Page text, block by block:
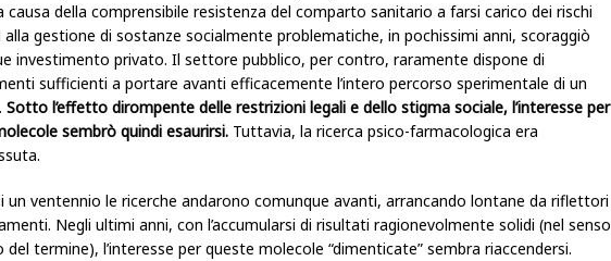
causa della comprensibile resistenza del comparto sanitario a farsi carico dei rischi
alla gestione di sostanze socialmente problematiche, in pochissimi anni, scoraggiò
investimento privato. Il settore pubblico, per contro, raramente dispone di
sufficienti a portare avanti efficacemente l’intero percorso sperimentale di un
Sotto l’effetto dirompente delle restrizioni legali e dello stigma sociale, l’interesse per
sembrò quindi esaurirsi. Tuttavia, la ricerca psico-farmacologica era
un ventennio le ricerche andarono comunque avanti, arrancando lontane da riflettori
Negli ultimi anni, con l’accumularsi di risultati ragionevolmente solidi (nel senso
del termine), l’interesse per queste molecole “dimenticate” sembra riaccendersi.